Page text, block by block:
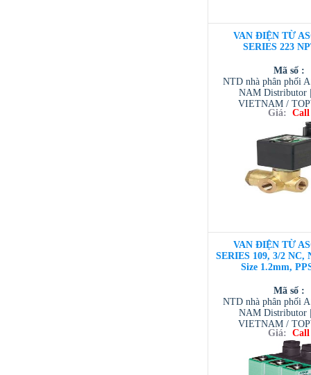
VAN ĐIỆN TỪ
SERIES 223
Mã số :
NTD nhà phân phối
NAM Distributor
VIETNAM /
VIETNAM /
/ TESCOM
Giá: Call
VAN ĐIỆN TỪ
SERIES 109, 3/2 NC,
Size 1.2mm,
Mã số :
NTD nhà phân phối
NAM Distributor
VIETNAM /
VIETNAM /
/ TESCOM
Giá: Call